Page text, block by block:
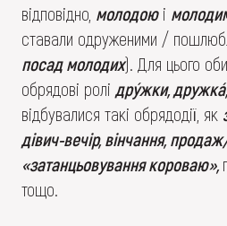
відповідно, молодоюі
ставали одруженими /
посад молодих). Для цього
обрядові ролі дрýжки,
відбувалися такі обрядодії, як
дівич-вечір, вінчання,
«затанцьовування короваю»,
тощо.